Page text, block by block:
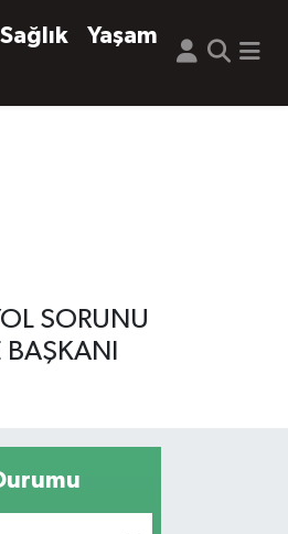
Sağlık Yaşam
SORUNU